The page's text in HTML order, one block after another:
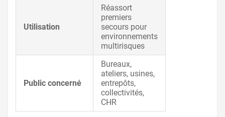
Utilisation
Réassort
premiers
secours pour
environnements
multirisques
Public concerné
Bureaux,
ateliers, usines,
entrepôts,
collectivités,
CHR